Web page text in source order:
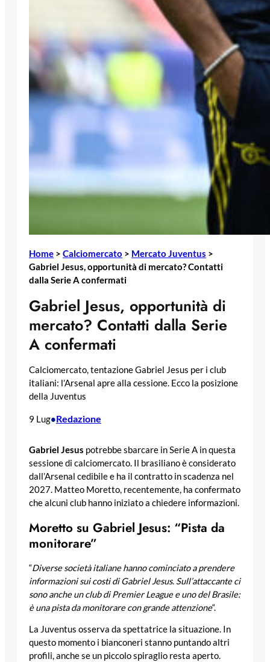
Home > Calciomercato > Mercato Juventus >
Gabriel Jesus, opportunità di mercato? Contatti
dalla Serie A confermati
Gabriel Jesus, opportunità di
mercato? Contatti dalla Serie
A confermati
Calciomercato, tentazione Gabriel Jesus per i club
italiani: l’Arsenal apre alla cessione. Ecco la posizione
della Juventus
9 Lug•Redazione
Gabriel Jesus potrebbe sbarcare in Serie A in questa
sessione di calciomercato. Il brasiliano è considerato
dall’Arsenal cedibile e ha il contratto in scadenza nel
2027. Matteo Moretto, recentemente, ha confermato
che alcuni club hanno iniziato a chiedere informazioni.
Moretto su Gabriel Jesus: “Pista da
monitorare”
“Diverse società italiane hanno cominciato a prendere
informazioni sui costi di Gabriel Jesus. Sull’attaccante ci
sono anche un club di Premier League e uno del Brasile:
è una pista da monitorare con grande attenzione“.
La Juventus osserva da spettatrice la situazione. In
questo momento i bianconeri stanno puntando altri
profili, anche se un piccolo spiraglio resta aperto.